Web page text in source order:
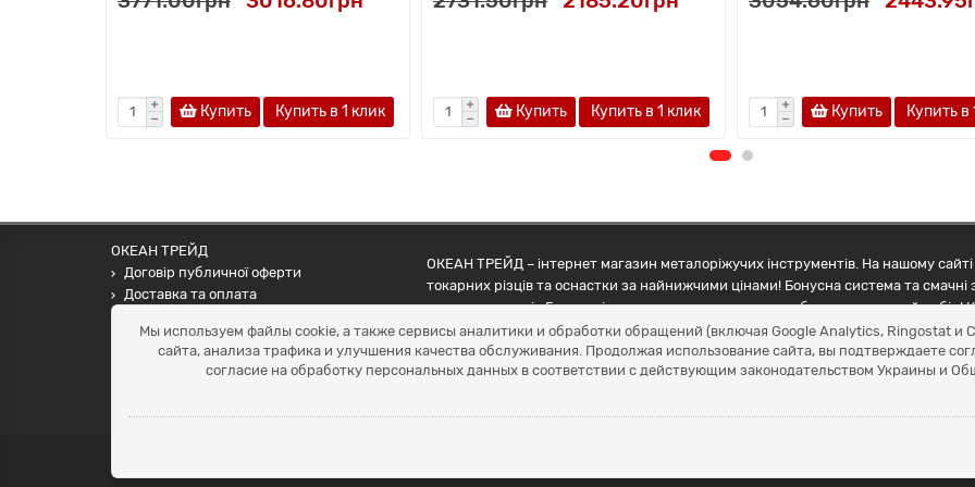
Купить Купить в 1 клик Купить Купить в 1 клик Купить Купить в
ОКЕАН ТРЕЙД
Договір публичної оферти
Доставка та оплата
Умови повернення
+38 (099) 452-20-02
ОКЕАН ТРЕЙД – інтернет магазин металоріжучих інструментів. На нашому
токарних різців та оснастки за найнижчими цінами! Бонусна система та
наших партнерів Грамотні менеджери допоможуть зробити правильний вибір!
Мы используем файлы cookie, а также сервисы аналитики и обработки обращений (включая Google Analytics, Ringostat и
сайта, анализа трафика и улучшения качества обслуживания. Продолжая использование сайта, вы подтверждаете
согласие на обработку персональных данных в соответствии с действующим законодательством Украины и